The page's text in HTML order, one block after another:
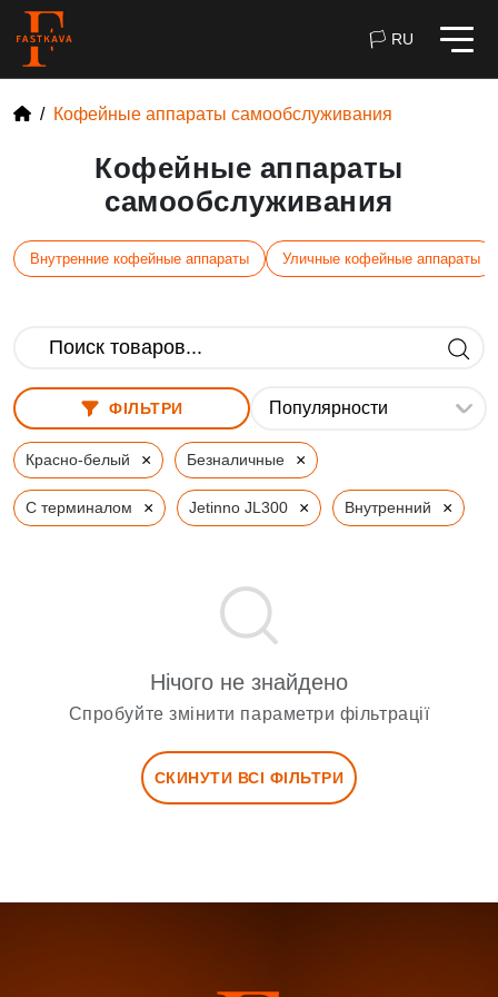
🏳 RU
Кофейные аппараты самообслуживания
Кофейные аппараты
самообслуживания
Внутренние кофейные аппараты Уличные кофейные аппараты
ФІЛЬТРИ
Красно-белый × Безналичные ×
С терминалом × Jetinno JL300 × Внутренний ×
Нічого не знайдено
Спробуйте змінити параметри фільтрації
СКИНУТИ ВСІ ФІЛЬТРИ